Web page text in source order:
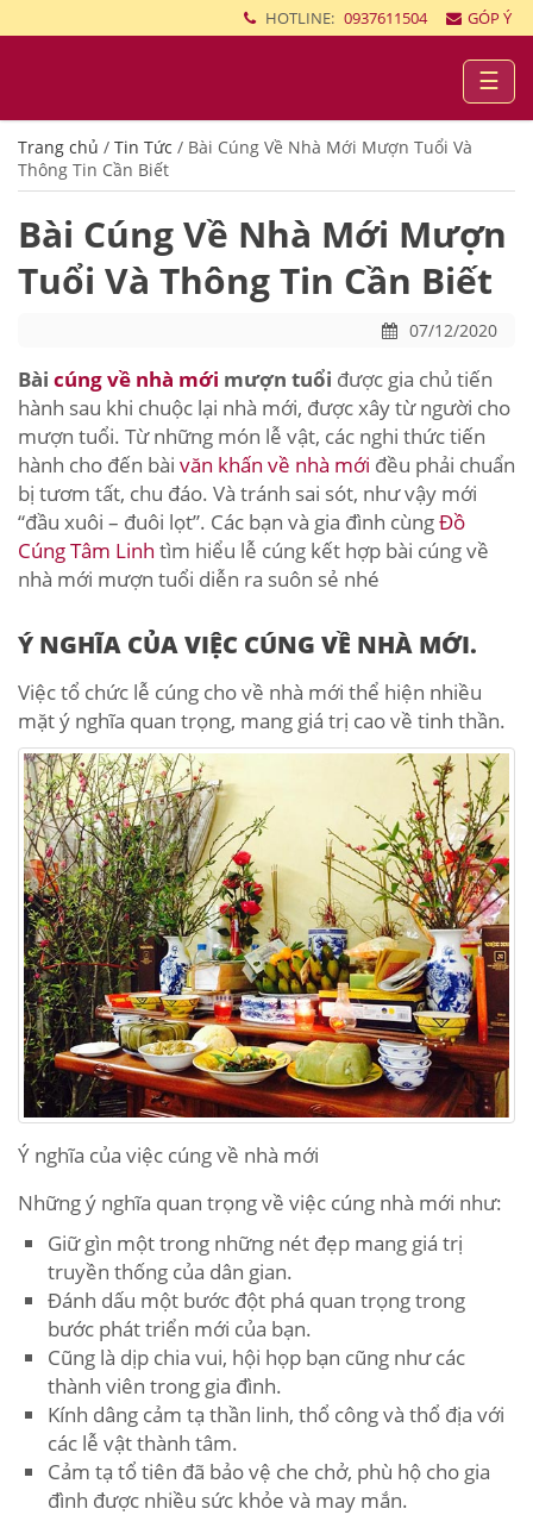
HOTLINE: 0937611504 GÓP Ý
☰
Trang chủ / Tin Tức / Bài Cúng Về Nhà Mới Mượn Tuổi Và
Thông Tin Cần Biết
Bài Cúng Về Nhà Mới Mượn
Tuổi Và Thông Tin Cần Biết
07/12/2020
Bài cúng về nhà mới mượn tuổi được gia chủ tiến
hành sau khi chuộc lại nhà mới, được xây từ người cho
mượn tuổi. Từ những món lễ vật, các nghi thức tiến
hành cho đến bài văn khấn về nhà mới đều phải chuẩn
bị tươm tất, chu đáo. Và tránh sai sót, như vậy mới
“đầu xuôi – đuôi lọt”. Các bạn và gia đình cùngĐồ
Cúng Tâm Linh tìm hiểu lễ cúng kết hợp bài cúng về
nhà mới mượn tuổi diễn ra suôn sẻ nhé
Ý NGHĨA CỦA VIỆC CÚNG VỀ NHÀ MỚI.
Việc tổ chức lễ cúng cho về nhà mới thể hiện nhiều
mặt ý nghĩa quan trọng, mang giá trị cao về tinh thần.
Ý nghĩa của việc cúng về nhà mới
Những ý nghĩa quan trọng về việc cúng nhà mới như:
Giữ gìn một trong những nét đẹp mang giá trị
truyền thống của dân gian.
Đánh dấu một bước đột phá quan trọng trong
bước phát triển mới của bạn.
Cũng là dịp chia vui, hội họp bạn cũng như các
thành viên trong gia đình.
Kính dâng cảm tạ thần linh, thổ công và thổ địa với
các lễ vật thành tâm.
Cảm tạ tổ tiên đã bảo vệ che chở, phù hộ cho gia
đình được nhiều sức khỏe và may mắn.